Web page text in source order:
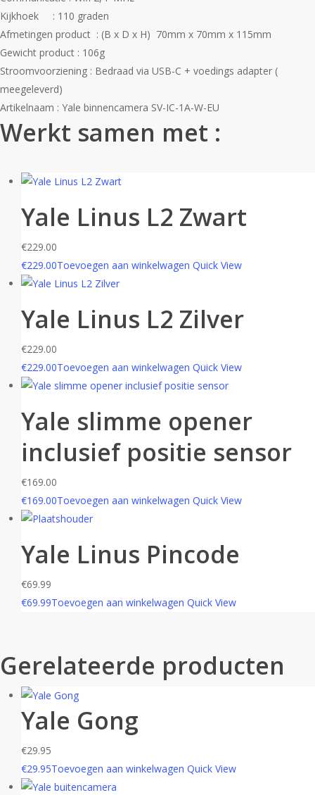
Kijkhoek : 110 graden
Afmetingen product : (B x D x H) 70mm x 70mm x 115mm
Gewicht product : 106g
Stroomvoorziening : Bedraad via USB-C + voedings adapter (
meegeleverd)
Artikelnaam : Yale binnencamera SV-IC-1A-W-EU
Werkt samen met :
Yale Linus L2 Zwart
€229.00
€229.00Toevoegen aan winkelwagen Quick View
Yale Linus L2 Zilver
€229.00
€229.00Toevoegen aan winkelwagen Quick View
Yale slimme opener
inclusief positie sensor
€169.00
€169.00Toevoegen aan winkelwagen Quick View
Yale Linus Pincode
€69.99
€69.99Toevoegen aan winkelwagen Quick View
Gerelateerde producten
Yale Gong
€29.95
€29.95Toevoegen aan winkelwagen Quick View